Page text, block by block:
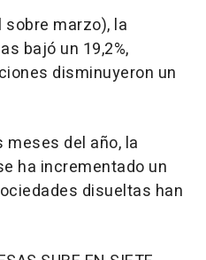
marzo), la
bajó un 19,2%,
disminuyeron un
del año, la
ha incrementado un
disueltas han